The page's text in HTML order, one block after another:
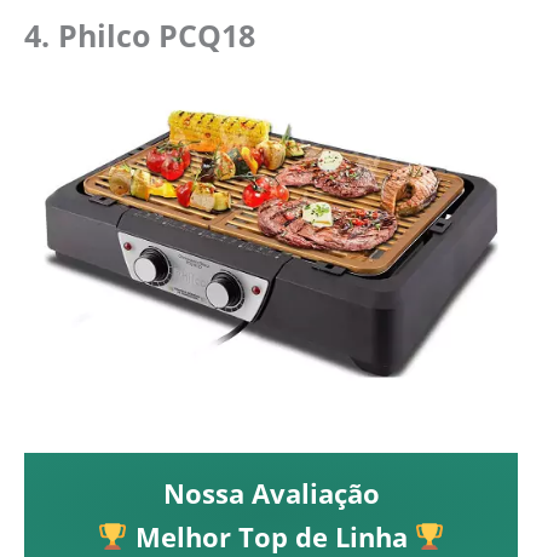
4. Philco PCQ18
Nossa Avaliação
Melhor Top de Linha